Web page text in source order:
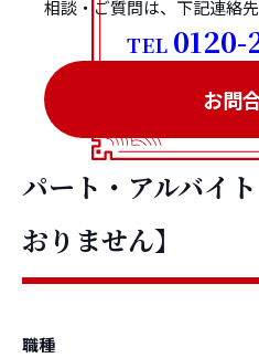
相談・ご質問は、下記連絡
TEL 0120-
お問
パート・アルバイト
おりません】
職種